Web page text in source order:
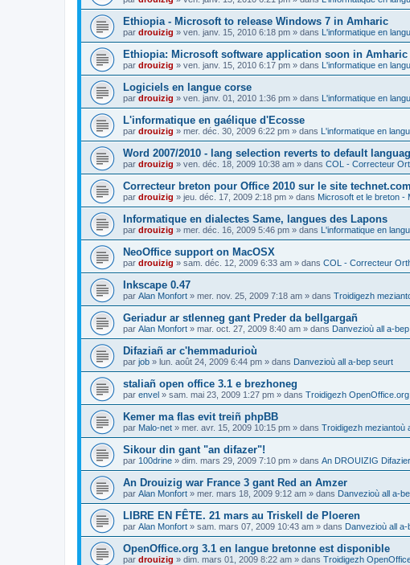
Ethiopia - Microsoft to release Windows 7 in Amharic
par drouizig » ven. janv. 15, 2010 6:18 pm » dans L'informatique en
Ethiopia: Microsoft software application soon in Amharic
par drouizig » ven. janv. 15, 2010 6:17 pm » dans L'informatique en
Logiciels en langue corse
par drouizig » ven. janv. 01, 2010 1:36 pm » dans L'informatique en
L'informatique en gaélique d'Ecosse
par drouizig » mer. déc. 30, 2009 6:22 pm » dans L'informatique en
Word 2007/2010 - lang selection reverts to default
par drouizig » ven. déc. 18, 2009 10:38 am » dans COL - Correcteur
Correcteur breton pour Office 2010 sur le site technet.com
par drouizig » jeu. déc. 17, 2009 2:18 pm » dans Microsoft et le breton -
Informatique en dialectes Same, langues des Lapons
par drouizig » mer. déc. 16, 2009 5:46 pm » dans L'informatique en
NeoOffice support on MacOSX
par drouizig » sam. déc. 12, 2009 6:33 am » dans COL - Correcteur
Inkscape 0.47
par Alan Monfort » mer. nov. 25, 2009 7:18 am » dans Troidigezh
Geriadur ar stlenneg gant Preder da bellgargañ
par Alan Monfort » mar. oct. 27, 2009 8:40 am » dans Danvezioù all a-
Difaziañ ar c'hemmadurioù
par job » lun. août 24, 2009 6:44 pm » dans Danvezioù all a-bep seurt
staliañ open office 3.1 e brezhoneg
par envel » sam. mai 23, 2009 1:27 pm » dans Troidigezh
Kemer ma flas evit treiñ phpBB
par Malo-net » mer. avr. 15, 2009 10:15 pm » dans Troidigezh meziantoù
Sikour din gant "an difazer"!
par 100drine » dim. mars 29, 2009 7:10 pm » dans An DROUIZIG Difazier
An Drouizig war France 3 gant Red an Amzer
par Alan Monfort » mer. mars 18, 2009 9:12 am » dans Danvezioù all a-
LIBRE EN FÊTE. 21 mars au Triskell de Ploeren
par Alan Monfort » sam. mars 07, 2009 10:43 am » dans Danvezioù all
OpenOffice.org 3.1 en langue bretonne est disponible
par drouizig » dim. mars 01, 2009 8:22 am » dans Troidigezh